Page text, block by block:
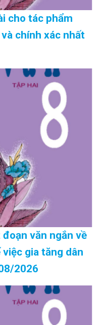
cho tác phẩm
chính xác nhất
văn ngắn về
gia tăng dân
2026